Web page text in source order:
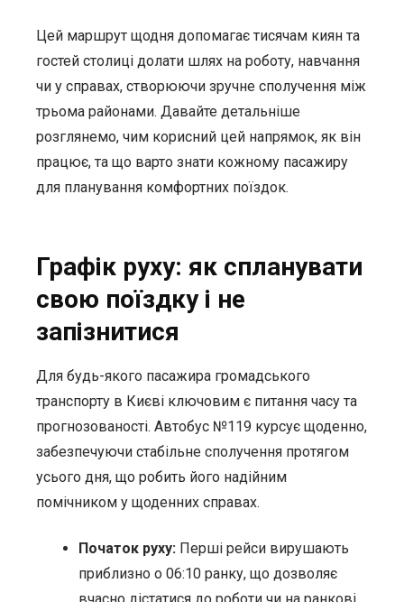
Цей маршрут щодня допомагає тисячам киян та
гостей столиці долати шлях на роботу, навчання
чи у справах, створюючи зручне сполучення між
трьома районами. Давайте детальніше
розглянемо, чим корисний цей напрямок, як він
працює, та що варто знати кожному пасажиру
для планування комфортних поїздок.
Графік руху: як спланувати
свою поїздку і не
запізнитися
Для будь-якого пасажира громадського
транспорту в Києві ключовим є питання часу та
прогнозованості. Автобус №119 курсує щоденно,
забезпечуючи стабільне сполучення протягом
усього дня, що робить його надійним
помічником у щоденних справах.
Початок руху: Перші рейси вирушають
приблизно о 06:10 ранку, що дозволяє
вчасно дістатися до роботи чи на ранкові